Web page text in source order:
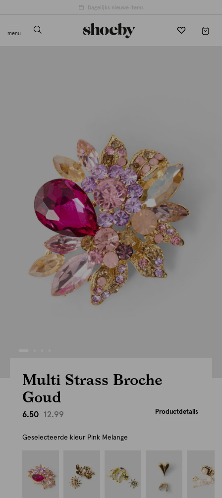
menu
Multi Strass Broche
Goud
6.50 12.99 Productdetails
Geselecteerde kleur Pink Melange